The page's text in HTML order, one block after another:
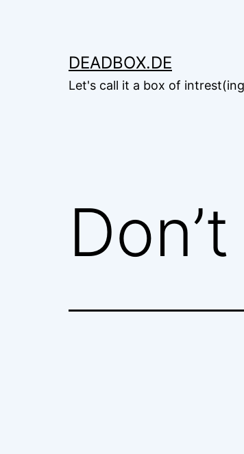
DEADBOX.DE
Let's call it a box of